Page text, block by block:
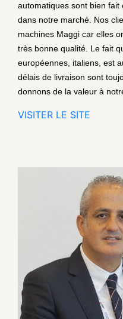
automatiques sont bien
dans notre marché. Nos
machines Maggi car elles
très bonne qualité. Le fait
européennes, italiens, est
délais de livraison sont
donnons de la valeur à
VISITER LE SITE